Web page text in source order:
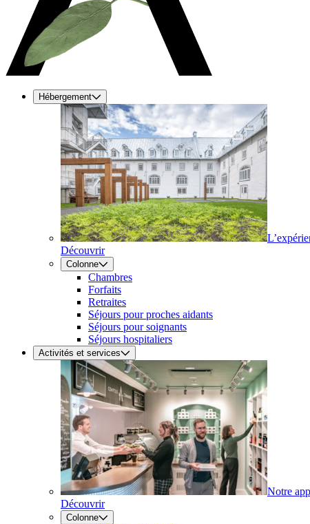
Hébergement
Découvrir
Colonne
Chambres
Forfaits
Retraites
Séjours pour proches aidants
Séjours pour soignants
Séjours hospitaliers
Activités et services
Notre
Découvrir
Colonne